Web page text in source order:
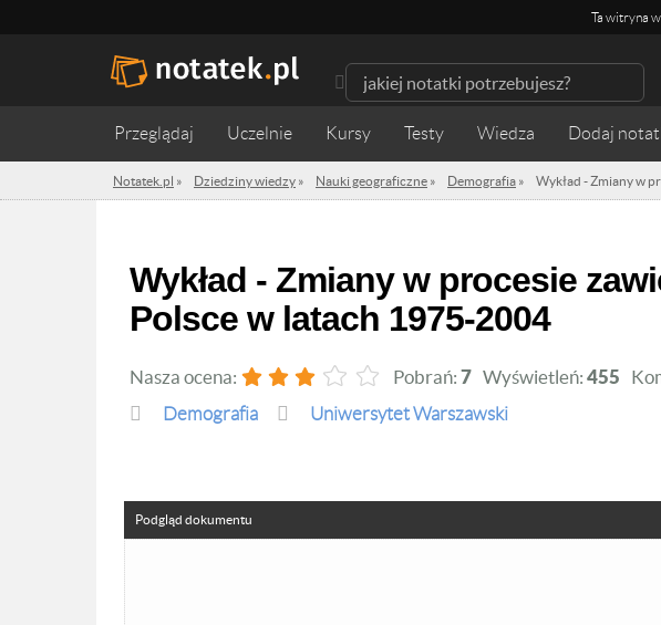
Ta witryna
Przeglądaj Uczelnie Kursy Testy Wiedza
Notatek.pl » Dziedziny wiedzy » Nauki geograficzne » Demografia » Wykład - Zmiany w
Wykład - Zmiany w procesie zawierania małżeństw w
Polsce w latach 1975-2004
Nasza ocena: Pobrań: 7 Wyświetleń: 455
Demografia Uniwersytet Warszawski
Podgląd dokumentu